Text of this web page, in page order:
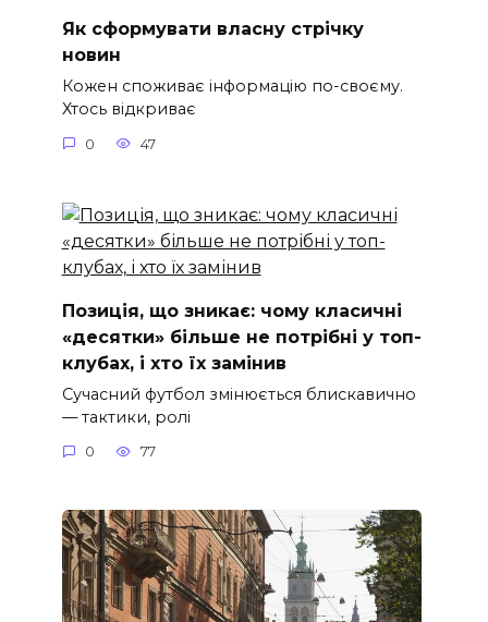
Як сформувати власну стрічку
новин
Кожен споживає інформацію по-своєму.
Хтось відкриває
0 47
Позиція, що зникає: чому класичні
«десятки» більше не потрібні у топ-
клубах, і хто їх замінив
Сучасний футбол змінюється блискавично
— тактики, ролі
0 77